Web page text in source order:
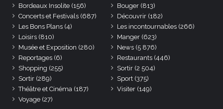
Bordeaux Insolite (156) Bouger (813)
Concerts et Festivals (687) Découvrir (182)
Les Bons Plans (4) Les incontournables (266)
Loisirs (810) Manger (623)
Musée et Exposition (280) News (5 876)
Reportages (6) Restaurants (446)
Shopping (255) Sortir (2 504)
Sortir (289) Sport (375)
Théâtre et Cinéma (187) Visiter (149)
Voyage (27)